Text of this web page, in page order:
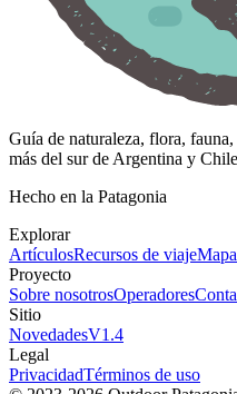
Guía de naturaleza, flora,
más del sur de Argentina y
Hecho en la Patagonia
Explorar
ArtículosRecursos de viajeMapa
Proyecto
Sobre nosotrosOperadores
Sitio
NovedadesV1.4
Legal
PrivacidadTérminos de uso